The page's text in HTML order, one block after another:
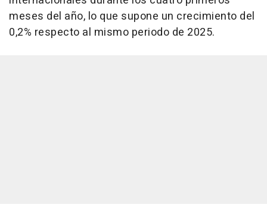
meses del año, lo que supone un crecimiento del
0,2% respecto al mismo periodo de 2025.